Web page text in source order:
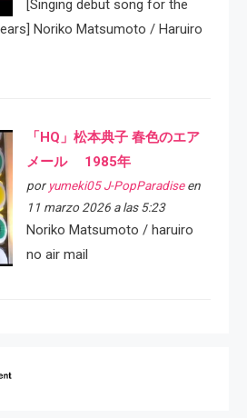
[Singing debut song for the
Noriko Matsumoto / Haruiro
「HQ」松本典子 春色のエア
メール 1985年
por yumeki05 J-PopParadiseen
11 marzo 2026 a las 5:23
Noriko Matsumoto / haruiro
no air mail